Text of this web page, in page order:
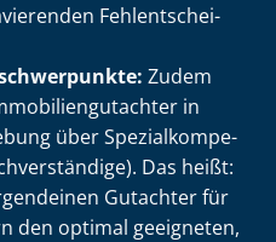
Fehl­ent­schei­
Zudem
in
über Spe­zi­al­kom­pe­
Das heißt:
Gutachter für
den optimal geeigneten,